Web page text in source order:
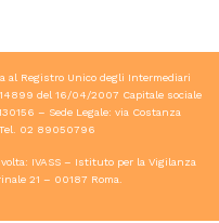
al Registro Unico degli Intermediari
del 16/04/2007 Capitale sociale
– Sede Legale: via Costanza
02 89050796
IVASS – Istituto per la Vigilanza
21 – 00187 Roma.